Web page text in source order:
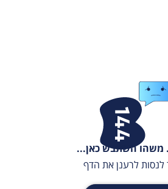
משהו השתבש כאן...
לרענן את הדף